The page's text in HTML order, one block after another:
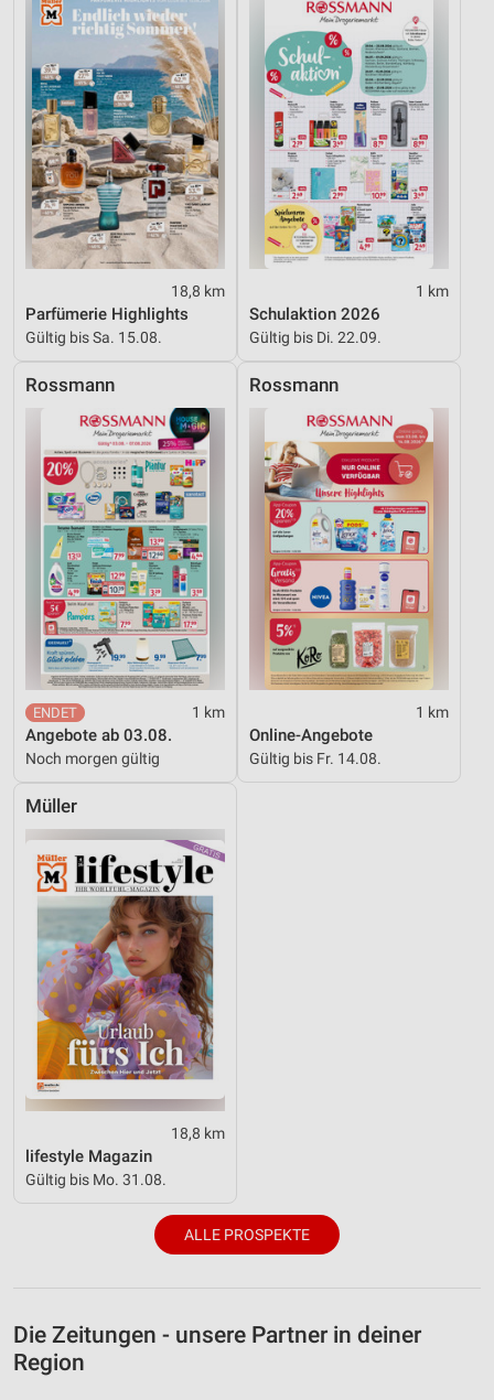
18,8 km
Parfümerie Highlights
Gültig bis Sa. 15.08.
1 km
Schulaktion 2026
Gültig bis Di. 22.09.
Rossmann
1 km
Angebote ab 03.08.
Noch morgen gültig
Rossmann
1 km
Online-Angebote
Gültig bis Fr. 14.08.
Müller
18,8 km
lifestyle Magazin
Gültig bis Mo. 31.08.
ALLE PROSPEKTE
Die Zeitungen - unsere Partner in deiner
Region
Performance
Funktional
Werbung